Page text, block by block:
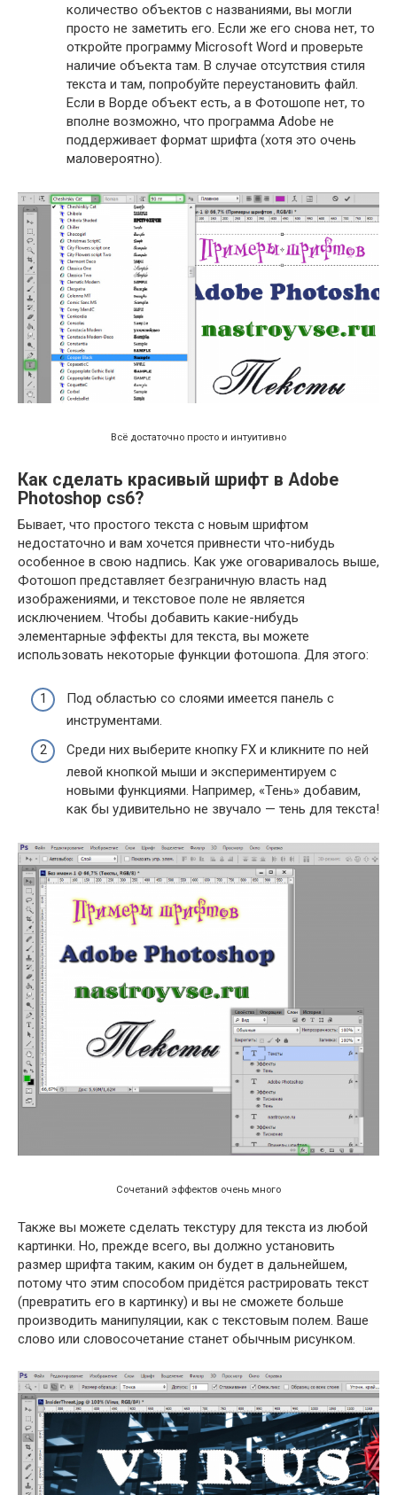
количество объектов с названиями, вы могли
просто не заметить его. Если же его снова нет, то
откройте программу Microsoft Word и проверьте
наличие объекта там. В случае отсутствия стиля
текста и там, попробуйте переустановить файл.
Если в Ворде объект есть, а в Фотошопе нет, то
вполне возможно, что программа Adobe не
поддерживает формат шрифта (хотя это очень
маловероятно).
Всё достаточно просто и интуитивно
Как сделать красивый шрифт в Adobe
Photoshop cs6?
Бывает, что простого текста с новым шрифтом
недостаточно и вам хочется привнести что-нибудь
особенное в свою надпись. Как уже оговаривалось выше,
Фотошоп представляет безграничную власть над
изображениями, и текстовое поле не является
исключением. Чтобы добавить какие-нибудь
элементарные эффекты для текста, вы можете
использовать некоторые функции фотошопа. Для этого:
Под областью со слоями имеется панель с
инструментами.
Среди них выберите кнопку FX и кликните по ней
левой кнопкой мыши и экспериментируем с
новыми функциями. Например, «Тень» добавим,
как бы удивительно не звучало — тень для текста!
Сочетаний эффектов очень много
Также вы можете сделать текстуру для текста из любой
картинки. Но, прежде всего, вы должно установить
размер шрифта таким, каким он будет в дальнейшем,
потому что этим способом придётся растрировать текст
(превратить его в картинку) и вы не сможете больше
производить манипуляции, как с текстовым полем. Ваше
слово или словосочетание станет обычным рисунком.